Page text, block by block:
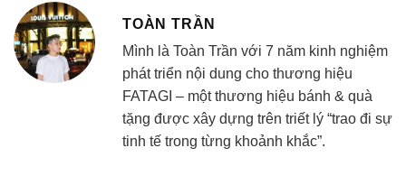
TOÀN TRẦN
Mình là Toàn Trần với 7 năm kinh nghiệm
phát triển nội dung cho thương hiệu
FATAGI – một thương hiệu bánh & quà
tặng được xây dựng trên triết lý “trao đi sự
tinh tế trong từng khoảnh khắc”.